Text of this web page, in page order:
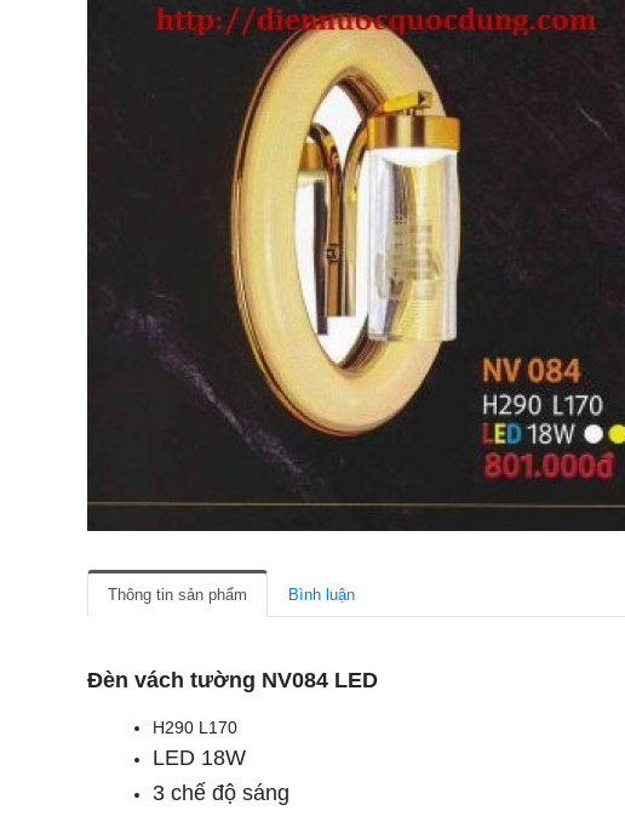
Thông tin sản phẩm Bình luận
Đèn vách tường NV084 LED
H290 L170
LED 18W
3 chế độ sáng